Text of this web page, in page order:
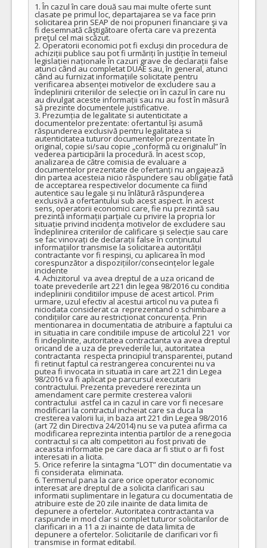
1. În cazul în care două sau mai multe oferte sunt
clasate pe primul loc, departajarea se va face prin
solicitarea prin SEAP de noi propuneri financiare şi va
fi desemnată câştigătoare oferta care va prezenta
preţul cel mai scăzut.
2. Operatorii economici pot fi excluși din procedura de
achiziții publice sau pot fi urmăriți în justiție în temeiul
legislației naționale în cazuri grave de declarații false
atunci când au completat DUAE sau, în general, atunci
când au furnizat informațiile solicitate pentru
verificarea absenței motivelor de excludere sau a
îndeplinirii criteriilor de selecție ori în cazul în care nu
au divulgat aceste informații sau nu au fost în măsură
să prezinte documentele justificative.
3. Prezumția de legalitate si autenticitate a
documentelor prezentate: ofertantul își asumă
răspunderea exclusivă pentru legalitatea si
autenticitatea tuturor documentelor prezentate în
original, copie si/sau copie „conformă cu originalul” în
vederea participării la procedură. În acest scop,
analizarea de către comisia de evaluare a
documentelor prezentate de ofertanți nu angajează
din partea acesteia nicio răspundere sau obligație fată
de acceptarea respectivelor documente ca fiind
autentice sau legale și nu înlătură răspunderea
exclusivă a ofertantului sub acest aspect. În acest
sens, operatorii economici care, fie nu prezintă sau
prezintă informații parțiale cu privire la propria lor
situație privind incidența motivelor de excludere sau
îndeplinirea criteriilor de calificare și selecție sau care
se fac vinovați de declarații false în conținutul
informațiilor transmise la solicitarea autorității
contractante vor fi respinși, cu aplicarea în mod
corespunzător a dispozițiilor/consecințelor legale
incidente
4. Achizitorul  va avea dreptul de a uza oricand de
toate prevederile art 221 din legea 98/2016 cu conditia
indeplinirii conditiilor impuse de acest articol. Prim
urmare, uzul efectiv al acestui articol nu va putea fi
niciodata considerat ca  reprezentand o schimbare a
condițiilor care au restricționat concurența. Prin
mentionarea in documentatia de atribuire a faptului ca
in situatia in care conditiile impuse de articolul 221  vor
fi indeplinite, autoritatea contractanta va avea dreptul
oricand de a uza de prevederile lui, autoritatea
contractanta  respecta principiul transparentei, putand
fi retinut faptul ca restrangerea concurentei nu va
putea fi invocata in situatia in care art 221 din Legea
98/2016 va fi aplicat pe parcursul executarii
contractului. Prezenta prevedere rerezinta un
amendament care permite cresterea valorii
contractului  astfel ca in cazul in care vor fi necesare
modificari la contractul incheiat care sa duca la
cresterea valorii lui, in baza art 221 din Legea 98/2016
(art 72 din Directiva 24/2014) nu se va putea afirma ca
modificarea reprezinta intentia partilor de a renegocia
contractul si ca alti competitori au fost privati de
aceasta informatie pe care daca ar fi stiut o ar fi fost
interesati in a licita.
5. Orice referire la sintagma “LOT” din documentatie va
fi considerata  eliminata.
6. Termenul pana la care orice operator economic
interesat are dreptul de a solicita clarificari sau
informatii suplimentare in legatura cu documentatia de
atribuire este de 20 zile inainte de data limita de
depunere a ofertelor. Autoritatea contractanta va
raspunde in mod clar si complet tuturor solicitarilor de
clarificari in a 11 a zi inainte de data limita de
depunere a ofertelor. Solicitarile de clarificari vor fi
transmise in format editabil.